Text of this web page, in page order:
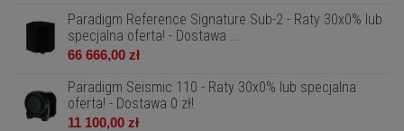
Paradigm Reference Signature Sub-2 - Raty 30x0% lub
specjalna oferta! - Dostawa ...
66 666,00 zł
Paradigm Seismic 110 - Raty 30x0% lub specjalna
oferta! - Dostawa 0 zł!
11 100,00 zł